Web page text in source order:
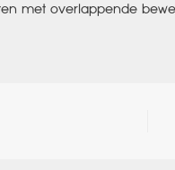
met overlappende